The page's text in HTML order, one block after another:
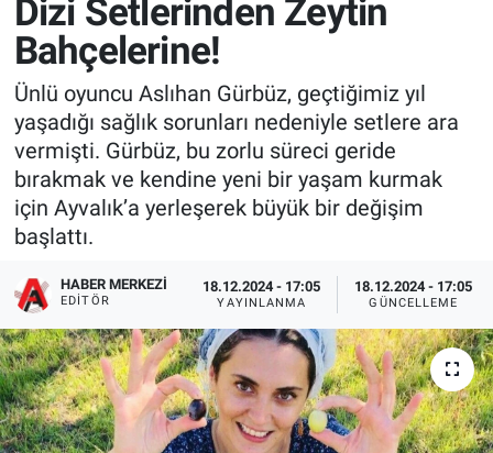
Dizi Setlerinden Zeytin
Bahçelerine!
Ünlü oyuncu Aslıhan Gürbüz, geçtiğimiz yıl
yaşadığı sağlık sorunları nedeniyle setlere ara
vermişti. Gürbüz, bu zorlu süreci geride
bırakmak ve kendine yeni bir yaşam kurmak
için Ayvalık’a yerleşerek büyük bir değişim
başlattı.
HABER MERKEZI
EDITÖR
18.12.2024 - 17:05
YAYINLANMA
18.12.2024 - 17:05
GÜNCELLEME